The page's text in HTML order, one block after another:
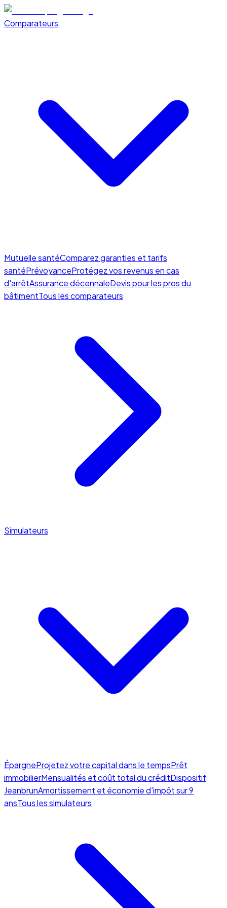
Comparateurs
Mutuelle santéComparez garanties et tarifs
santéPrévoyanceProtégez vos revenus en cas
d'arrêtAssurance décennaleDevis pour les pros du
bâtimentTous les comparateurs
Simulateurs
ÉpargneProjetez votre capital dans le tempsPrêt
immobilierMensualités et coût total du créditDispositif
JeanbrunAmortissement et économie d'impôt sur 9
ansTous les simulateurs